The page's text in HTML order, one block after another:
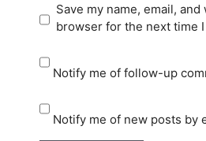
Save my name, email,
browser for the next time
Notify me of follow-up
Notify me of new posts by